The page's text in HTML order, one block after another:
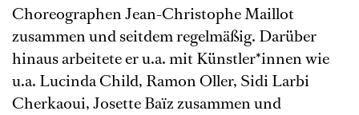
Choreographen Jean-Christophe Maillot
zusammen und seitdem regelmäßig. Darüber
hinaus arbeitete er u.a. mit Künstler*innen wie
u.a. Lucinda Child, Ramon Oller, Sidi Larbi
Cherkaoui, Josette Baïz zusammen und